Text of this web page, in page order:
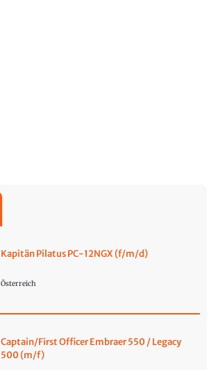
Kapitän Pilatus PC-12NGX (f/m/d)
Österreich
Captain/First Officer Embraer 550 / Legacy
500 (m/f)